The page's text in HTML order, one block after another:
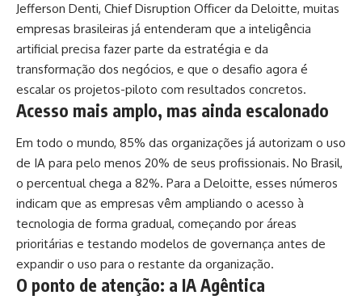
Jefferson Denti, Chief Disruption Officer da Deloitte, muitas
empresas brasileiras já entenderam que a inteligência
artificial precisa fazer parte da estratégia e da
transformação dos negócios, e que o desafio agora é
escalar os projetos-piloto com resultados concretos.
Acesso mais amplo, mas ainda escalonado
Em todo o mundo, 85% das organizações já autorizam o uso
de IA para pelo menos 20% de seus profissionais. No Brasil,
o percentual chega a 82%. Para a Deloitte, esses números
indicam que as empresas vêm ampliando o acesso à
tecnologia de forma gradual, começando por áreas
prioritárias e testando modelos de governança antes de
expandir o uso para o restante da organização.
O ponto de atenção: a IA Agêntica